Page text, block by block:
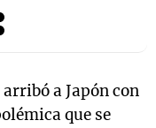
a Japón con
que se